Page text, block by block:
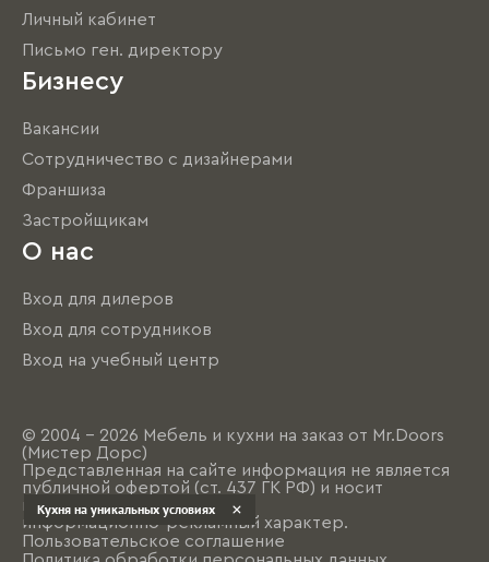
Личный кабинет
Письмо ген. директору
Бизнесу
Вакансии
Сотрудничество с дизайнерами
Франшиза
Застройщикам
О нас
Вход для дилеров
Вход для сотрудников
Вход на учебный центр
© 2004 - 2026 Мебель и кухни на заказ от Mr.Doors
(Мистер Дорс)
Представленная на сайте информация не является
публичной офертой (ст. 437 ГК РФ) и носит
исключительно
информационно-рекламный характер.
Пользовательское соглашение
Кухня на уникальных условиях